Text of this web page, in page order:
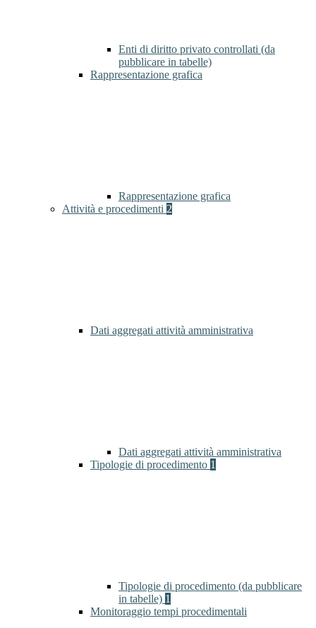
Enti di diritto privato controllati (da
pubblicare in tabelle)
Rappresentazione grafica
Rappresentazione grafica
Attività e procedimenti 2
Dati aggregati attività amministrativa
Dati aggregati attività amministrativa
Tipologie di procedimento 1
Tipologie di procedimento (da pubblicare
in tabelle) 1
Monitoraggio tempi procedimentali